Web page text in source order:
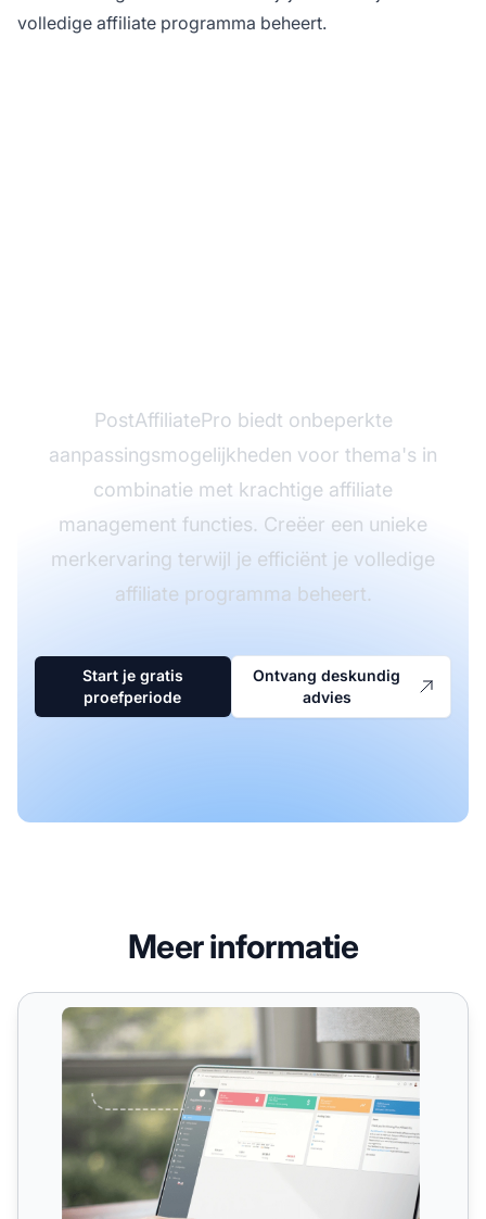
volledige affiliate programma beheert.
PostAffiliatePro biedt onbeperkte
aanpassingsmogelijkheden voor thema's in
combinatie met krachtige affiliate
management functies. Creëer een unieke
merkervaring terwijl je efficiënt je volledige
affiliate programma beheert.
Start je gratis
proefperiode
Ontvang deskundig
advies
Meer informatie
Thema's